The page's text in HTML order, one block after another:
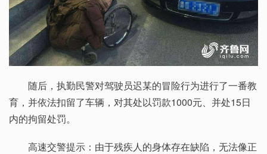
随后，执勤民警对驾驶员迟某的冒险行为进行了一番教
育，并依法扣留了车辆，对其处以罚款1000元、并处15日
内的拘留处罚。
高速交警提示：由于残疾人的身体存在缺陷，无法像正